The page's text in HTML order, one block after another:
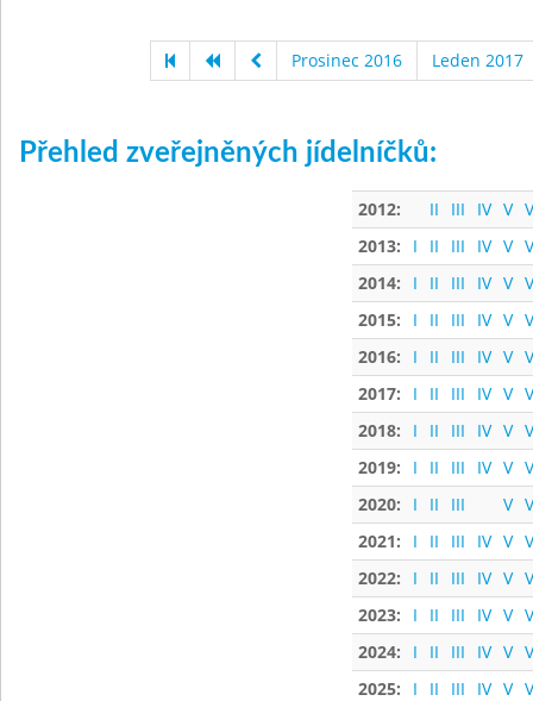
Prosinec 2016 Leden 2017
Přehled zveřejněných jídelníčků:
2012: II III IV V
2013:
I II III IV V
2014:
I II III IV V
2015:
I II III IV V
2016:
I II III IV V
2017:
I II III IV V
2018:
I II III IV V
2019:
I II III IV V
2020:
I II III V
2021:
I II III IV V
2022:
I II III IV V
2023:
I II III IV V
2024:
I II III IV V
2025:
I II III IV V